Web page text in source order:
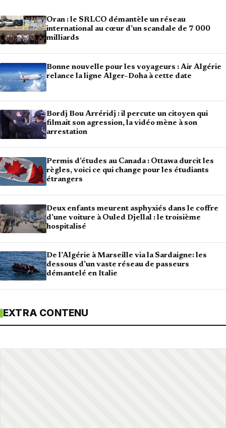
Oran : le SRLCO démantèle un réseau
international au cœur d’un scandale de 7 000
milliards
Bonne nouvelle pour les voyageurs : Air Algérie
relance la ligne Alger–Doha à cette date
Bordj Bou Arréridj : il percute un citoyen qui
filmait son agression, la vidéo mène à son
arrestation
Permis d’études au Canada : Ottawa durcit les
règles, voici ce qui change pour les étudiants
étrangers
Deux enfants meurent asphyxiés dans le coffre
d’une voiture à Ouled Djellal : le troisième
hospitalisé
De l’Algérie à Marseille via la Sardaigne: les
dessous d’un vaste réseau de passeurs
démantelé en Italie
EXTRA CONTENU